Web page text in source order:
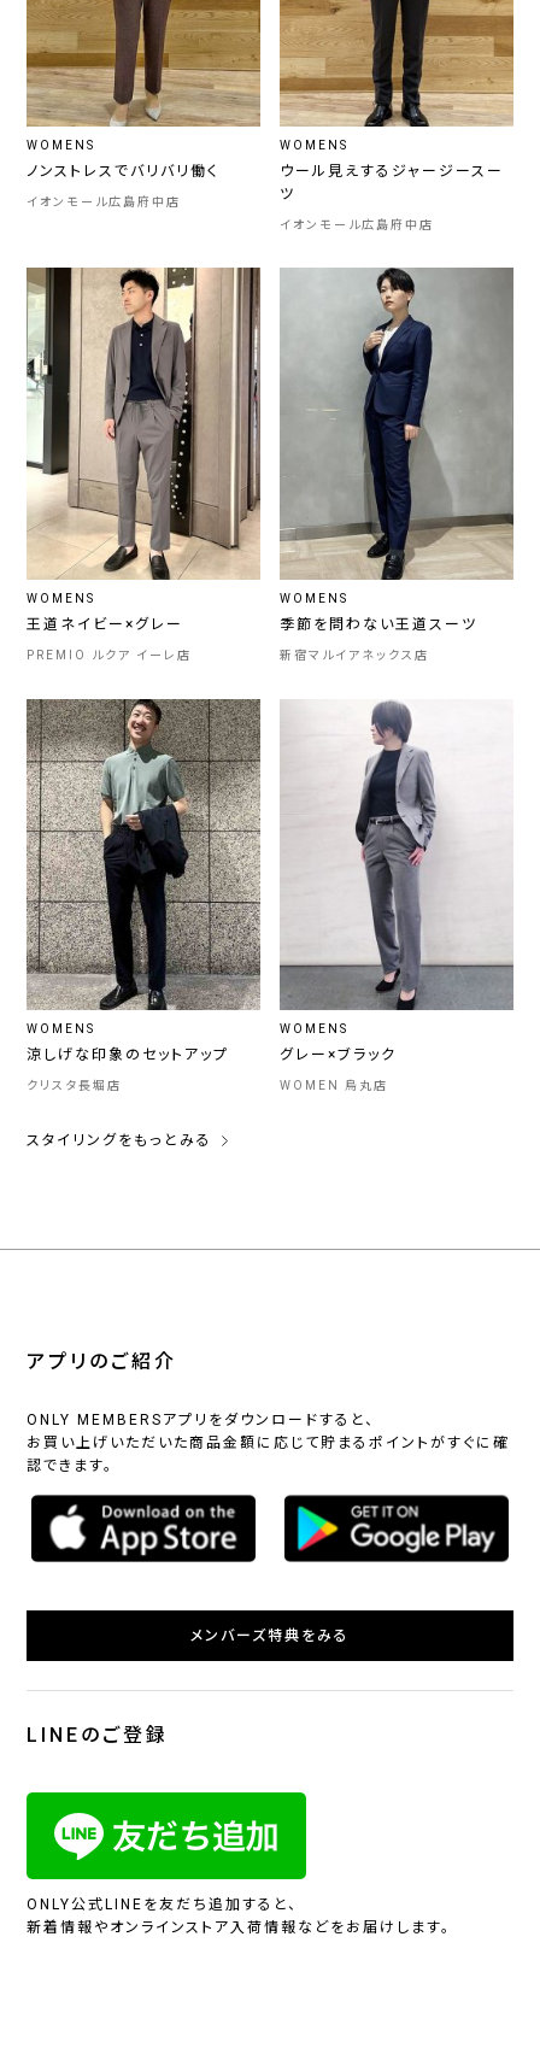
WOMENS
ノンストレスでバリバリ働く
イオンモール広島府中店
WOMENS
ウール見えするジャージースー
ツ
イオンモール広島府中店
WOMENS
王道ネイビー×グレー
PREMIO ルクア イーレ店
WOMENS
季節を問わない王道スーツ
新宿マルイアネックス店
WOMENS
涼しげな印象のセットアップ
クリスタ長堀店
WOMENS
グレー×ブラック
WOMEN 烏丸店
スタイリングをもっとみる
アプリのご紹介
ONLY MEMBERSアプリをダウンロードすると、
お買い上げいただいた商品金額に応じて貯まるポイントがすぐに確
認できます。
メンバーズ特典をみる
LINEのご登録
ONLY公式LINEを友だち追加すると、
新着情報やオンラインストア入荷情報などをお届けします。